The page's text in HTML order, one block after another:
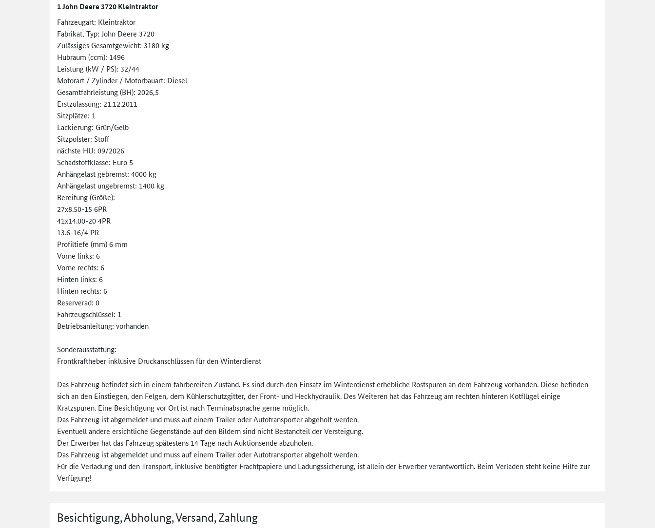
1 John Deere 3720 Kleintraktor
Fahrzeugart: Kleintraktor
Fabrikat, Typ: John Deere 3720
Zulässiges Gesamtgewicht: 3180 kg
Hubraum (ccm): 1496
Leistung (kW / PS): 32/44
Motorart / Zylinder / Motorbauart: Diesel
Gesamtfahrleistung (BH): 2026,5
Erstzulassung: 21.12.2011
Sitzplätze: 1
Lackierung: Grün/Gelb
Sitzpolster: Stoff
nächste HU: 09/2026
Schadstoffklasse: Euro 5
Anhängelast gebremst: 4000 kg
Anhängelast ungebremst: 1400 kg
Bereifung (Größe):
27x8.50-15 6PR
41x14.00-20 4PR
13.6-16/4 PR
Profiltiefe (mm) 6 mm
Vorne links: 6
Vorne rechts: 6
Hinten links: 6
Hinten rechts: 6
Reserverad: 0
Fahrzeugschlüssel: 1
Betriebsanleitung: vorhanden
Sonderausstattung:
Frontkraftheber inklusive Druckanschlüssen für den Winterdienst
Das Fahrzeug befindet sich in einem fahrbereiten Zustand. Es sind durch den Einsatz im Winterdienst erhebliche Rostspuren an dem Fahrzeug vorhanden. Diese befinden
sich an den Einstiegen, den Felgen, dem Kühlerschutzgitter, der Front- und Heckhydraulik. Des Weiteren hat das Fahrzeug am rechten hinteren Kotflügel einige
Kratzspuren. Eine Besichtigung vor Ort ist nach Terminabsprache gerne möglich.
Das Fahrzeug ist abgemeldet und muss auf einem Trailer oder Autotransporter abgeholt werden.
Eventuell andere ersichtliche Gegenstände auf den Bildern sind nicht Bestandteil der Versteigung.
Der Erwerber hat das Fahrzeug spätestens 14 Tage nach Auktionsende abzuholen.
Das Fahrzeug ist abgemeldet und muss auf einem Trailer oder Autotransporter abgeholt werden.
Für die Verladung und den Transport, inklusive benötigter Frachtpapiere und Ladungssicherung, ist allein der Erwerber verantwortlich. Beim Verladen steht keine Hilfe zur
Verfügung!
Besichtigung, Abholung, Versand, Zahlung